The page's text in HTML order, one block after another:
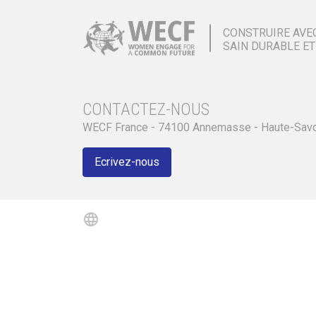
CONSTRUIRE
SAIN DURABLE
CONTACTEZ-NOUS
WECF France - 74100 Annemasse - Haute-
Ecrivez-nous
language